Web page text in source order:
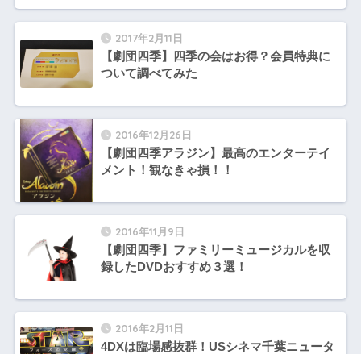
2017年2月11日
【劇団四季】四季の会はお得？会員特典に
ついて調べてみた
2016年12月26日
【劇団四季アラジン】最高のエンターテイ
メント！観なきゃ損！！
2016年11月9日
【劇団四季】ファミリーミュージカルを収
録したDVDおすすめ３選！
2016年2月11日
4DXは臨場感抜群！USシネマ千葉ニュータ